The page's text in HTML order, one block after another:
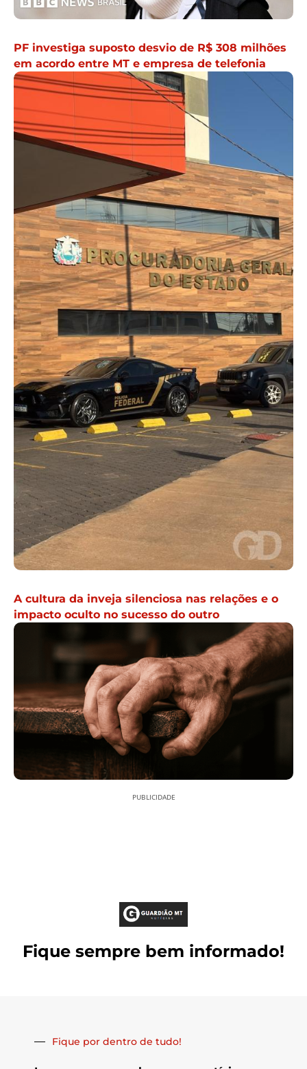
PF investiga suposto desvio de R$ 308 milhões
em acordo entre MT e empresa de telefonia
A cultura da inveja silenciosa nas relações e o
impacto oculto no sucesso do outro
PUBLICIDADE
Fique sempre bem informado!
Fique por dentro de tudo!